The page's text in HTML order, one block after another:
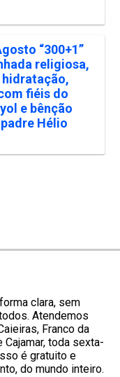
“300+1”
religiosa,
fiéis do
e bênção
Hélio
clara, sem
Atendemos
Franco da
Cajamar, toda sexta-
é gratuito e
do mundo inteiro.